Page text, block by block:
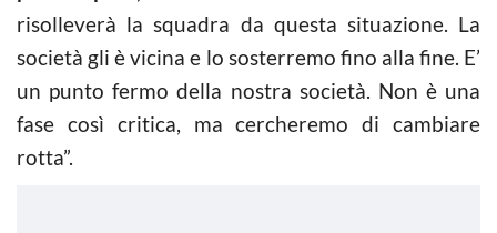
risolleverà la squadra da questa situazione. La
società gli è vicina e lo sosterremo fino alla fine. E’
un punto fermo della nostra società. Non è una
fase così critica, ma cercheremo di cambiare
rotta”.